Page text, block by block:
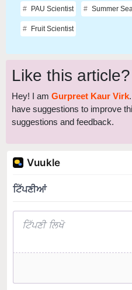
PAU Scientist Summer
Fruit Scientist
Like this article?
Hey! I am Gurpreet Kaur Virk
have suggestions to improve
suggestions and feedback.